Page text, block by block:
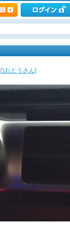
おとうさん]